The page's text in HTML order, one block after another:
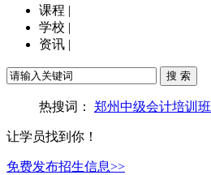
课程 |
学校 |
资讯 |
热搜词： 郑州中级会计培训班
让学员找到你！
免费发布招生信息>>